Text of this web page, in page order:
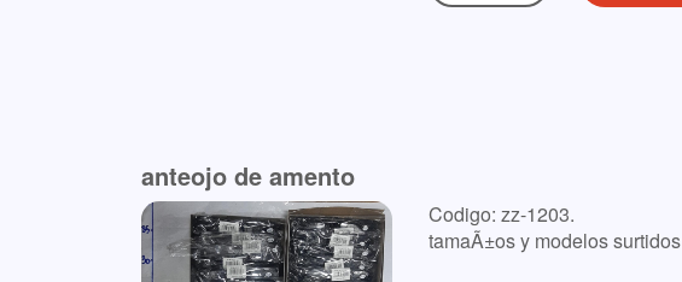
anteojo de amento
Codigo: zz-1203.
tamaÃ±os y modelos surtidos